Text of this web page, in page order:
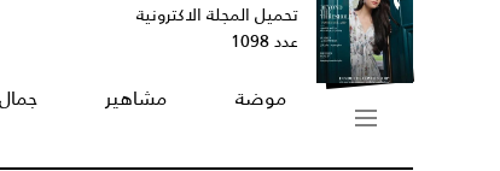
تحميل المجلة الاكترونية
عدد 1098
موضة مشاهير جمال